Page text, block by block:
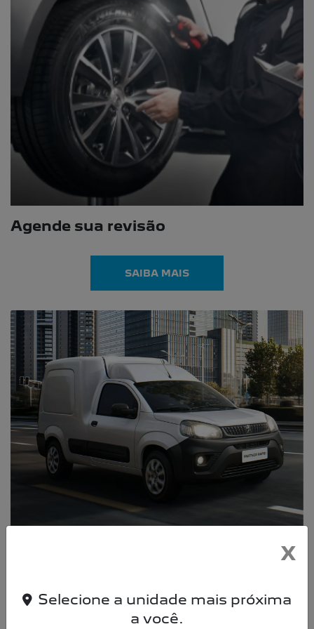
X
Selecione a unidade mais próxima
a você.